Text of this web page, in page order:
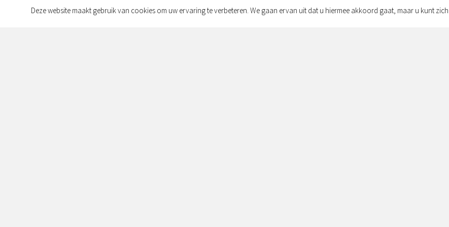
Contact
Deze website maakt gebruik van cookies om uw ervaring te verbeteren. We gaan ervan uit dat u hiermee akkoord gaat, maar u kunt